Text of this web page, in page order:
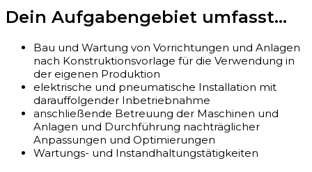
Dein Aufgabengebiet umfasst...
Bau und Wartung von Vorrichtungen und Anlagen
nach Konstruktionsvorlage für die Verwendung in
der eigenen Produktion
elektrische und pneumatische Installation mit
darauffolgender Inbetriebnahme
anschließende Betreuung der Maschinen und
Anlagen und Durchführung nachträglicher
Anpassungen und Optimierungen
Wartungs- und Instandhaltungstätigkeiten